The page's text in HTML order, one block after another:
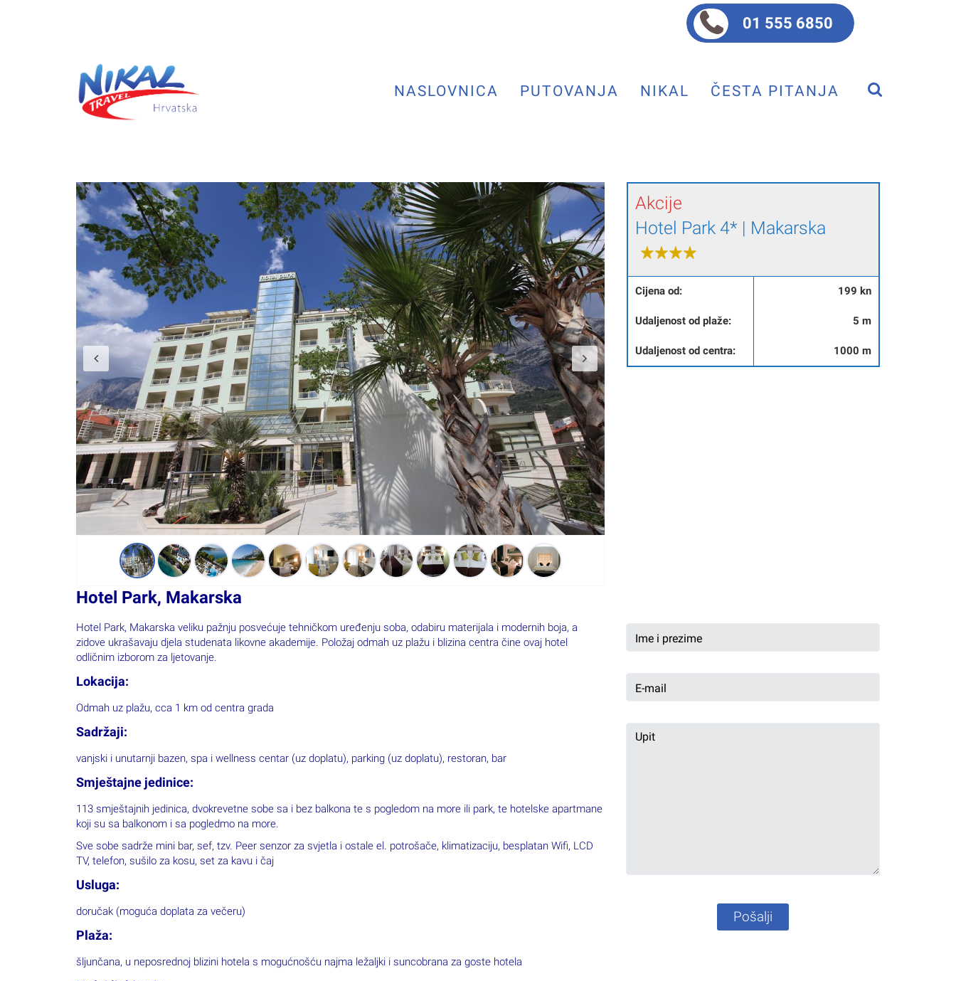
01 555 6850
NASLOVNICA PUTOVANJA NIKAL ČESTA PITANJA
Previous Next
Akcije
Hotel Park 4* | Makarska
Cijena od:
Udaljenost od plaže:
Udaljenost od centra:
199 kn
5 m
1000 m
Hotel Park, Makarska
Hotel Park, Makarska veliku pažnju posvećuje tehničkom uređenju soba, odabiru materijala i modernih boja, a
zidove ukrašavaju djela studenata likovne akademije. Položaj odmah uz plažu i blizina centra čine ovaj hotel
odličnim izborom za ljetovanje.
Lokacija:
Odmah uz plažu, cca 1 km od centra grada
Sadržaji:
vanjski i unutarnji bazen, spa i wellness centar (uz doplatu), parking (uz doplatu), restoran, bar
Smještajne jedinice:
113 smještajnih jedinica, dvokrevetne sobe sa i bez balkona te s pogledom na more ili park, te hotelske apartmane
koji su sa balkonom i sa pogledmo na more.
Sve sobe sadrže mini bar, sef, tzv. Peer senzor za svjetla i ostale el. potrošače, klimatizaciju, besplatan Wifi, LCD
TV, telefon, sušilo za kosu, set za kavu i čaj
Usluga:
doručak (moguća doplata za večeru)
Plaža:
šljunčana, u neposrednoj blizini hotela s mogućnošću najma ležaljki i suncobrana za goste hotela
Pošalji